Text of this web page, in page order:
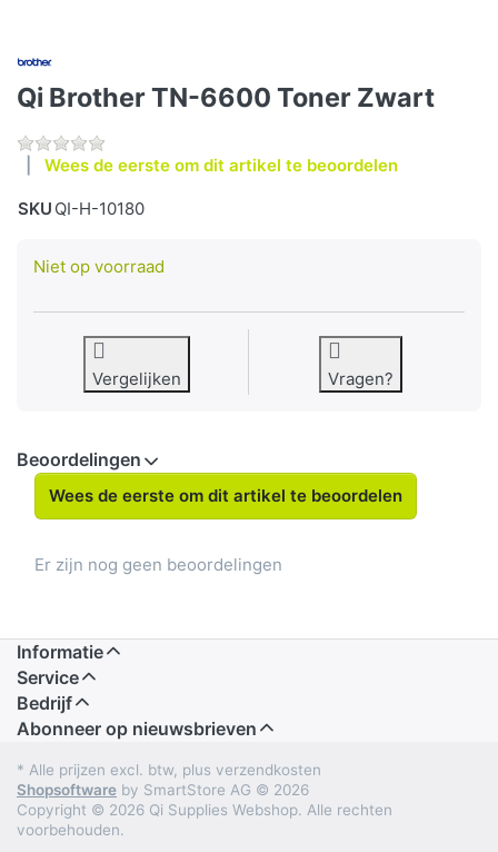
Qi Brother TN-6600 Toner Zwart
Wees de eerste om dit artikel te beoordelen
SKU QI-H-10180
Niet op voorraad
Vergelijken Vragen?
Beoordelingen
Wees de eerste om dit artikel te beoordelen
Er zijn nog geen beoordelingen
Informatie
Service
Bedrijf
Abonneer op nieuwsbrieven
* Alle prijzen excl. btw, plus verzendkosten
Shopsoftware by SmartStore AG © 2026
Copyright © 2026 Qi Supplies Webshop. Alle rechten
voorbehouden.